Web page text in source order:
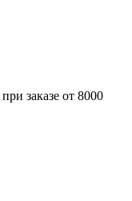
при заказе от 8000